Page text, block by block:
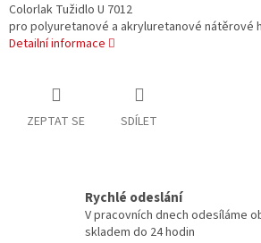
Colorlak Tužidlo U 7012
pro polyuretanové a akryluretanové nátěrové
Detailní informace
ZEPTAT SE SDÍLET
Rychlé odeslání
V pracovních dnech odesíláme
skladem do 24 hodin